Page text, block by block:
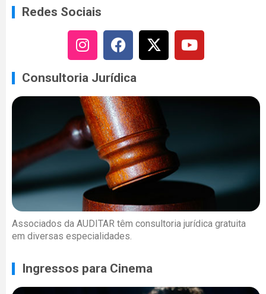
Redes Sociais
Consultoria Jurídica
Associados da AUDITAR têm consultoria jurídica gratuita
em diversas especialidades.
Ingressos para Cinema